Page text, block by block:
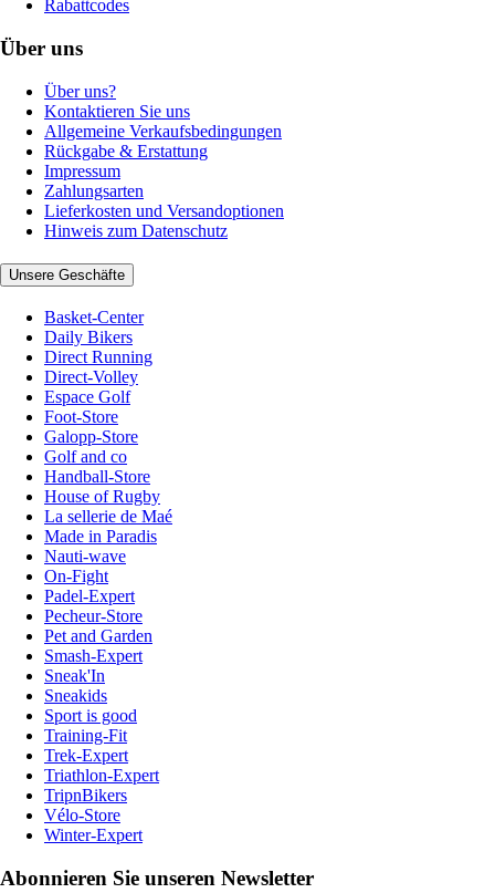
Rabattcodes
Über uns
Über uns?
Kontaktieren Sie uns
Allgemeine Verkaufsbedingungen
Rückgabe & Erstattung
Impressum
Zahlungsarten
Lieferkosten und Versandoptionen
Hinweis zum Datenschutz
Unsere Geschäfte
Basket-Center
Daily Bikers
Direct Running
Direct-Volley
Espace Golf
Foot-Store
Galopp-Store
Golf and co
Handball-Store
House of Rugby
La sellerie de Maé
Made in Paradis
Nauti-wave
On-Fight
Padel-Expert
Pecheur-Store
Pet and Garden
Smash-Expert
Sneak'In
Sneakids
Sport is good
Training-Fit
Trek-Expert
Triathlon-Expert
TripnBikers
Vélo-Store
Winter-Expert
Abonnieren Sie unseren Newsletter